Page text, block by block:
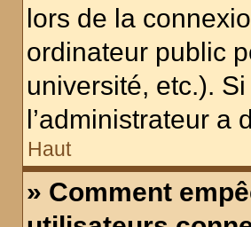
lors de la
ordinateur public
université, etc.).
l’administrateur a
Haut
» Comment